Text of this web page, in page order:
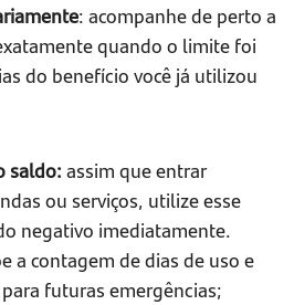
: acompanhe de perto a
quando o limite foi
do benefício você já utilizou
saldo: assim que entrar
ou serviços, utilize esse
negativo imediatamente.
a contagem de dias de uso e
futuras emergências;